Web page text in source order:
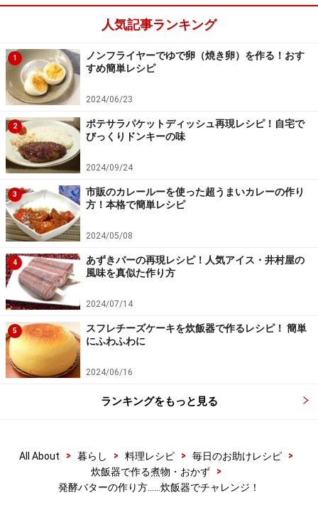
6時間後発酵終了。そっと中を覗いてみると、つやつや
なプリン状に固まっている様子。口をクリップで閉じ直
して、冷蔵庫で三日間休ませる。
冷蔵して70時間後、寝かせ終了
人気記事ランキング
1
ノンフライヤーでゆで卵（焼き卵）を作る！おす
すめ簡単レシピ
2024/06/23
2
ポテサラパケットディッシュ再現レシピ！自宅で
びっくりドンキーの味
2024/09/24
3
市販のカレールーを使った超うまいカレーの作り
方！本格で簡単レシピ
2024/05/08
4
あずきバーの再現レシピ！人気アイス・井村屋の
風味を真似た作り方
2024/07/14
5
スフレチーズケーキを炊飯器で作るレシピ！ 簡単
にふわふわに
2024/06/16
ランキングをもっと見る
All About > 暮らし > 料理レシピ > 毎日のお助けレシピ
>
炊飯器で作る煮物・おかず
>
発酵バターの作り方……炊飯器でチャレンジ！